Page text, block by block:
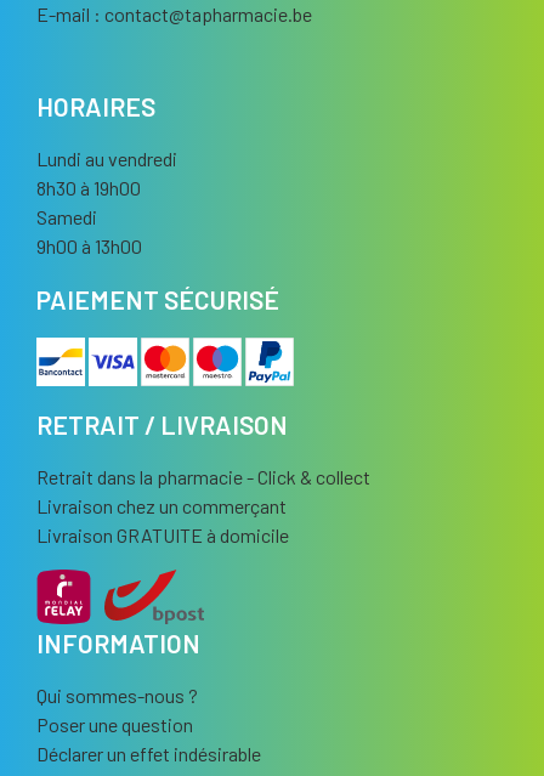
E-mail : contact@tapharmacie.be
HORAIRES
Lundi au vendredi
8h30 à 19h00
Samedi
9h00 à 13h00
PAIEMENT SÉCURISÉ
RETRAIT / LIVRAISON
Retrait dans la pharmacie - Click & collect
Livraison chez un commerçant
Livraison GRATUITE à domicile
INFORMATION
Qui sommes-nous ?
Poser une question
Déclarer un effet indésirable